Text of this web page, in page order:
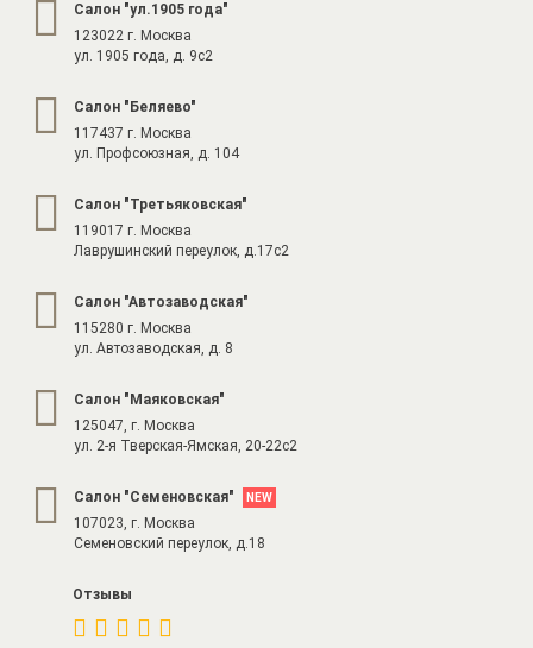
Cалон "ул.1905 года"
123022 г. Москва
ул. 1905 года, д. 9с2
Cалон "Беляево"
117437 г. Москва
ул. Профсоюзная, д. 104
Cалон "Третьяковская"
119017 г. Москва
Лаврушинский переулок, д.17с2
Cалон "Автозаводская"
115280 г. Москва
ул. Автозаводская, д. 8
Cалон "Маяковская"
125047, г. Москва
ул. 2-я Тверская-Ямская, 20-22с2
Салон "Семеновская"
107023, г. Москва
Семеновский переулок, д.18
Отзывы